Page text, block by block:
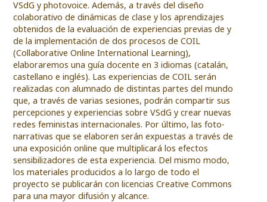
VSdG y photovoice. Además, a través del diseño
colaborativo de dinámicas de clase y los aprendizajes
obtenidos de la evaluación de experiencias previas de y
de la implementación de dos procesos de COIL
(Collaborative Online International Learning),
elaboraremos una guía docente en 3 idiomas (catalán,
castellano e inglés). Las experiencias de COIL serán
realizadas con alumnado de distintas partes del mundo
que, a través de varias sesiones, podrán compartir sus
percepciones y experiencias sobre VSdG y crear nuevas
redes feministas internacionales. Por último, las foto-
narrativas que se elaboren serán expuestas a través de
una exposición online que multiplicará los efectos
sensibilizadores de esta experiencia. Del mismo modo,
los materiales producidos a lo largo de todo el
proyecto se publicarán con licencias Creative Commons
para una mayor difusión y alcance.